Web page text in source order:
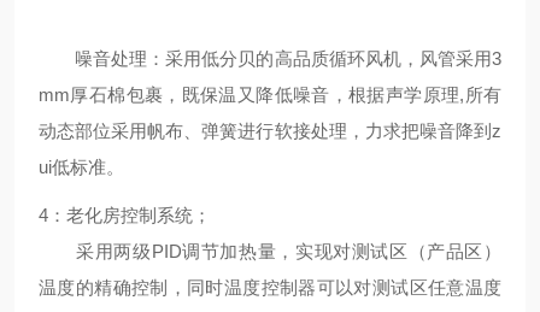
噪音处理：采用低分贝的高品质循环风机，风管采用3
mm厚石棉包裹，既保温又降低噪音，根据声学原理,所有
动态部位采用帆布、弹簧进行软接处理，力求把噪音降到z
ui低标准。
4：老化房控制系统；
采用两级PID调节加热量，实现对测试区（产品区）
温度的精确控制，同时温度控制器可以对测试区任意温度